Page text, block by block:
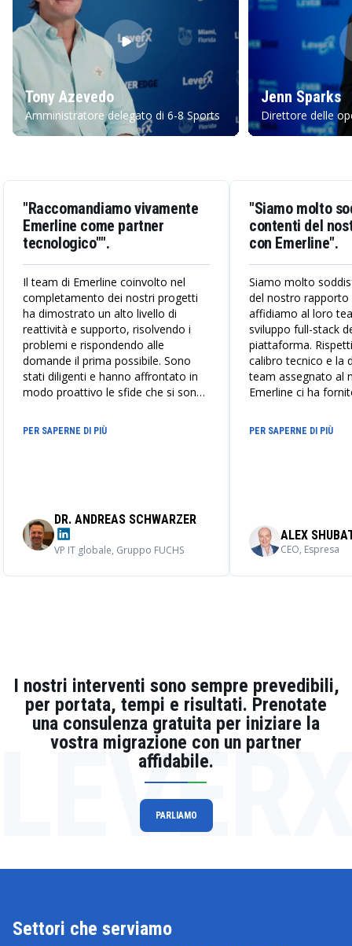
Tony Azevedo
Amministratore delegato di 6-8 Sports
Jenn Sparks
Direttore delle
"Raccomandiamo vivamente
Emerline come partner
tecnologico"".
Il team di Emerline coinvolto nel
completamento dei nostri progetti
ha dimostrato un alto livello di
reattività e supporto, risolvendo i
problemi e rispondendo alle
domande il prima possibile. Sono
stati diligenti e hanno affrontato in
modo proattivo le sfide che si sono
sviluppo. La nostra collaborazione si
è svolta in modo fluido e
Emerline come partner tecnologico
per progetti di sviluppo grandi e
complicati, che offre anche una
fornitore su nuovi progetti.
PER SAPERNE DI PIÙ
DR. ANDREAS SCHWARZER
VP IT globale, Gruppo FUCHS
"Siamo molto
contenti del
con Emerline".
Siamo molto
del nostro rapporto
affidiamo al loro
sviluppo full-stack
piattaforma.
calibro tecnico e la
team assegnato al
Emerline ci ha
capacità di
iniziale di POC a
PER SAPERNE DI PIÙ
ALEX
CEO, Espresa
I nostri interventi sono sempre prevedibili,
per portata, tempi e risultati. Prenotate
una consulenza gratuita per iniziare la
vostra migrazione con un partner
affidabile.
PARLIAMO
Settori che serviamo